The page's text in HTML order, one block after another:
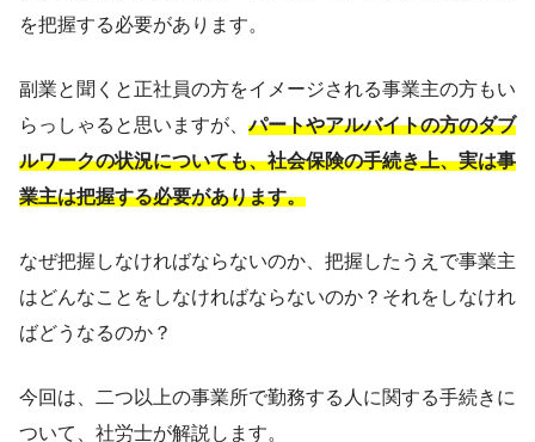
を把握する必要があります。
副業と聞くと正社員の方をイメージされる事業主の方もい
らっしゃると思いますが、パートやアルバイトの方のダブ
ルワークの状況についても、社会保険の手続き上、実は事
業主は把握する必要があります。
なぜ把握しなければならないのか、把握したうえで事業主
はどんなことをしなければならないのか？それをしなけれ
ばどうなるのか？
今回は、二つ以上の事業所で勤務する人に関する手続きに
ついて、社労士が解説します。